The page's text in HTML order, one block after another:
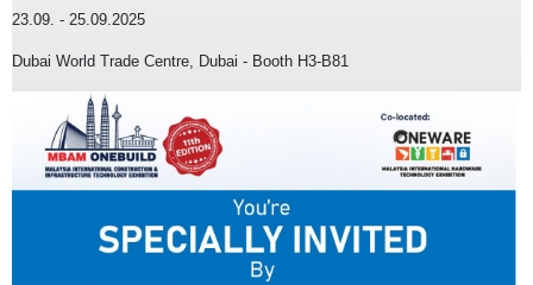
23.09. - 25.09.2025
Dubai World Trade Centre, Dubai - Booth H3-B81